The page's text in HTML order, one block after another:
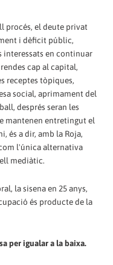
procés, el deute privat
i dèficit públic,
interessats en continuar
cap al capital,
receptes tòpiques,
social, aprimament del
després seran les
mantenen entretingut el
és a dir, amb la Roja,
com l'única alternativa
mediàtic.
la sisena en 25 anys,
és producte de la
per igualar a la baixa.